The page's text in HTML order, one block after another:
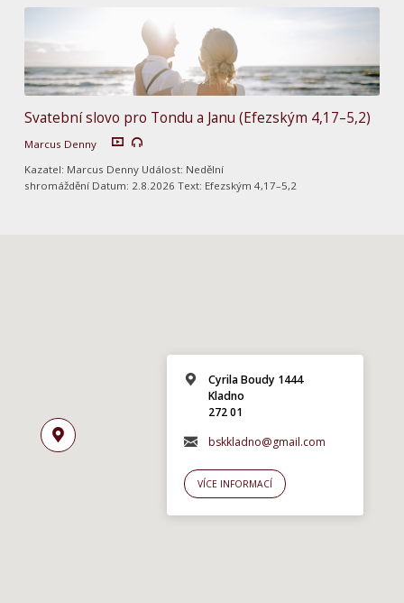
Svatební slovo pro Tondu a Janu (Efezským 4,17–5,2)
Marcus Denny
Kazatel: Marcus Denny Událost: Nedělní
shromáždění Datum: 2.8.2026 Text: Efezským 4,17–5,2
Cyrila Boudy 1444
Kladno
272 01
bskkladno@gmail.com
VÍCE INFORMACÍ